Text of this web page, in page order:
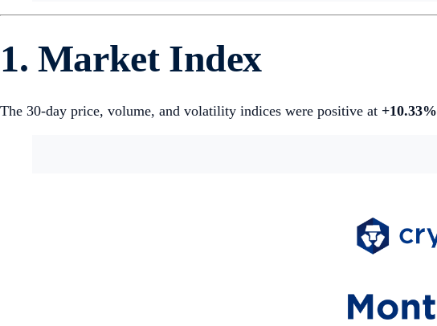
1. Market Index
The 30-day price, volume, and volatility indices were positive at +10.33%